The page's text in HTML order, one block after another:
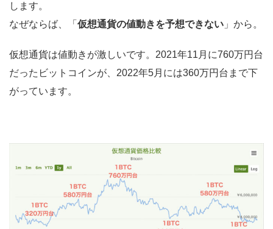
します。
なぜならば、「 仮想通貨の値動きを予想できない 」から。
仮想通貨は値動きが激しいです。2021年11月に760万円台
だったビットコインが、2022年5月には360万円台まで下
がっています。